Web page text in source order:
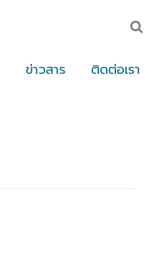
ข่าวสาร ติดต่อเรา